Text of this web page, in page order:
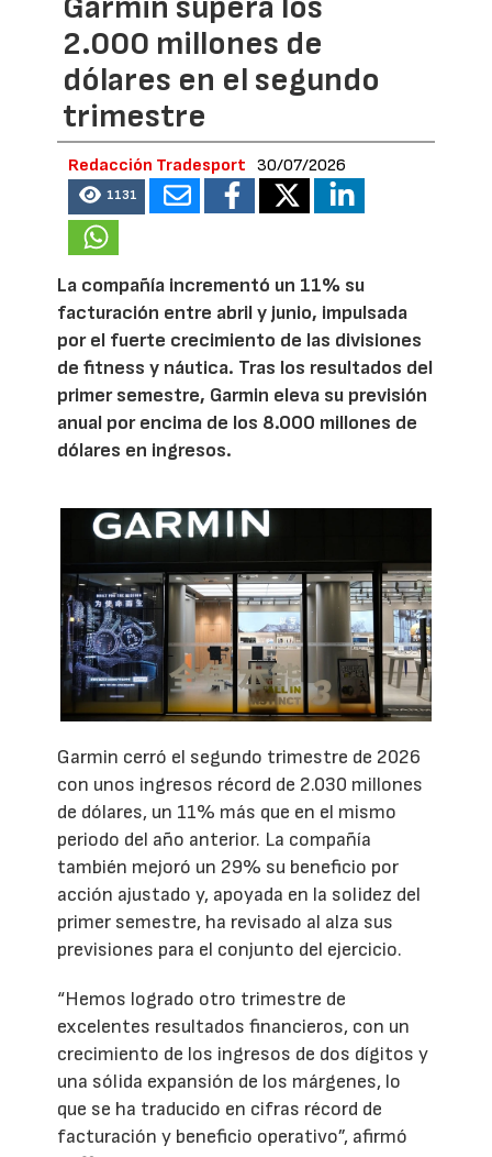
2.000 millones de
dólares en el segundo
trimestre
Redacción Tradesport 30/07/2026
1131
La compañía incrementó un 11% su
facturación entre abril y junio, impulsada
por el fuerte crecimiento de las divisiones
de fitness y náutica. Tras los resultados del
primer semestre, Garmin eleva su previsión
anual por encima de los 8.000 millones de
dólares en ingresos.
Garmin cerró el segundo trimestre de 2026
con unos ingresos récord de 2.030 millones
de dólares, un 11% más que en el mismo
periodo del año anterior. La compañía
también mejoró un 29% su beneficio por
acción ajustado y, apoyada en la solidez del
primer semestre, ha revisado al alza sus
previsiones para el conjunto del ejercicio.
“Hemos logrado otro trimestre de
excelentes resultados financieros, con un
crecimiento de los ingresos de dos dígitos y
una sólida expansión de los márgenes, lo
que se ha traducido en cifras récord de
facturación y beneficio operativo”, afirmó